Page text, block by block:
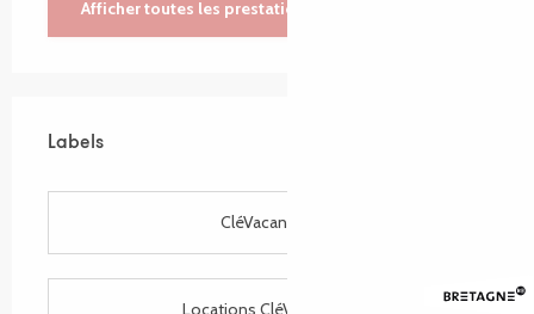
Afficher toutes les prestations
Labels
Labels
CléVacances
Locations CléVacances